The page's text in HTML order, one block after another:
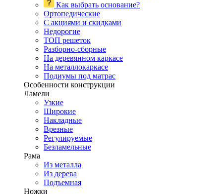
Как выбрать основание?
Ортопедические
С акциями и скидками
Недорогие
ТОП решеток
Разборно-сборные
На деревянном каркасе
На металлокаркасе
Подиумы под матрас
Особенности конструкции
Ламели
Узкие
Широкие
Накладные
Врезные
Регулируемые
Безламельные
Рама
Из металла
Из дерева
Подъемная
Ножки